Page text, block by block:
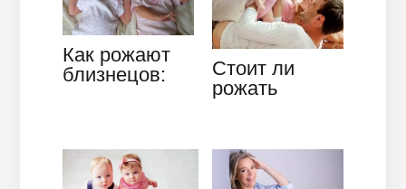
Как рожают
близнецов:
Стоит ли
рожать
аргументы за
и против